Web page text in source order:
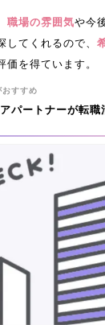
職場の雰囲気や今
してくれるので、
を得ています。
すすめ
パートナーが転職